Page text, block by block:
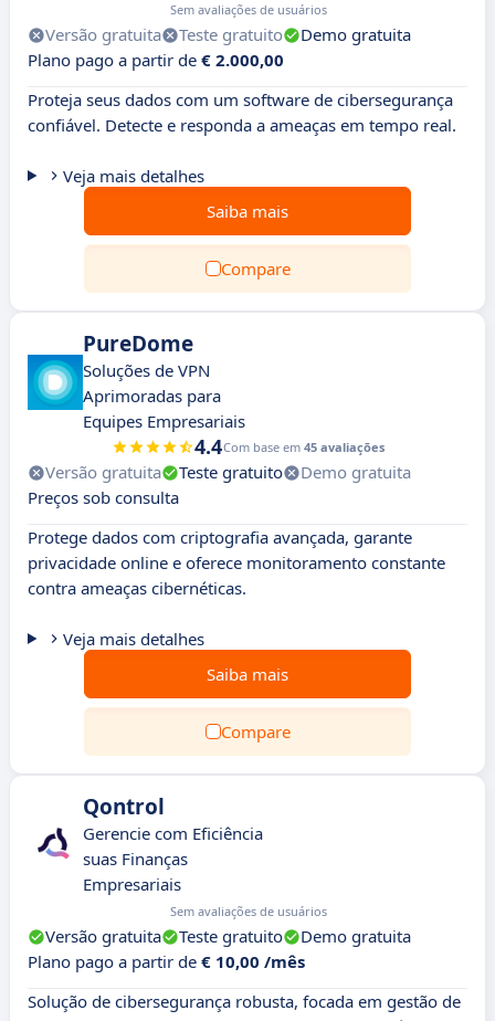
Sem avaliações de usuários
Versão gratuita Teste gratuito
Demo gratuita
Plano pago a partir de € 2.000,00
Proteja seus dados com um software de cibersegurança
confiável. Detecte e responda a ameaças em tempo real.
Veja mais detalhes
Saiba mais
Compare
PureDome
Soluções de VPN
Aprimoradas para
Equipes Empresariais
4.4Com base em 45 avaliações
Versão gratuita Teste gratuito
Demo gratuita
Preços sob consulta
Protege dados com criptografia avançada, garante
privacidade online e oferece monitoramento constante
contra ameaças cibernéticas.
Veja mais detalhes
Saiba mais
Compare
Qontrol
Gerencie com Eficiência
suas Finanças
Empresariais
Sem avaliações de usuários
Versão gratuita Teste gratuito
Demo gratuita
Plano pago a partir de € 10,00 /mês
Solução de cibersegurança robusta, focada em gestão de